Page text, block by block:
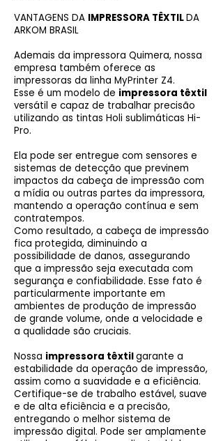
VANTAGENS DA IMPRESSORA TÊXTILDA
ARKOM BRASIL
Ademais da impressora Quimera, nossa
empresa também oferece as
impressoras da linha MyPrinter Z4.
Esse é um modelo de impressora têxtil
versátil e capaz de trabalhar precisão
utilizando as tintas Holi sublimáticas Hi-
Pro.
Ela pode ser entregue com sensores e
sistemas de detecção que previnem
impactos da cabeça de impressão com
a mídia ou outras partes da impressora,
mantendo a operação contínua e sem
contratempos.
Como resultado, a cabeça de impressão
fica protegida, diminuindo a
possibilidade de danos, assegurando
que a impressão seja executada com
segurança e confiabilidade. Esse fato é
particularmente importante em
ambientes de produção de impressão
de grande volume, onde a velocidade e
a qualidade são cruciais.
Nossa impressora têxtilgarante a
estabilidade da operação de impressão,
assim como a suavidade e a eficiência.
Certifique-se de trabalho estável, suave
e de alta eficiência e a precisão,
entregando o melhor sistema de
impressão digital. Pode ser amplamente